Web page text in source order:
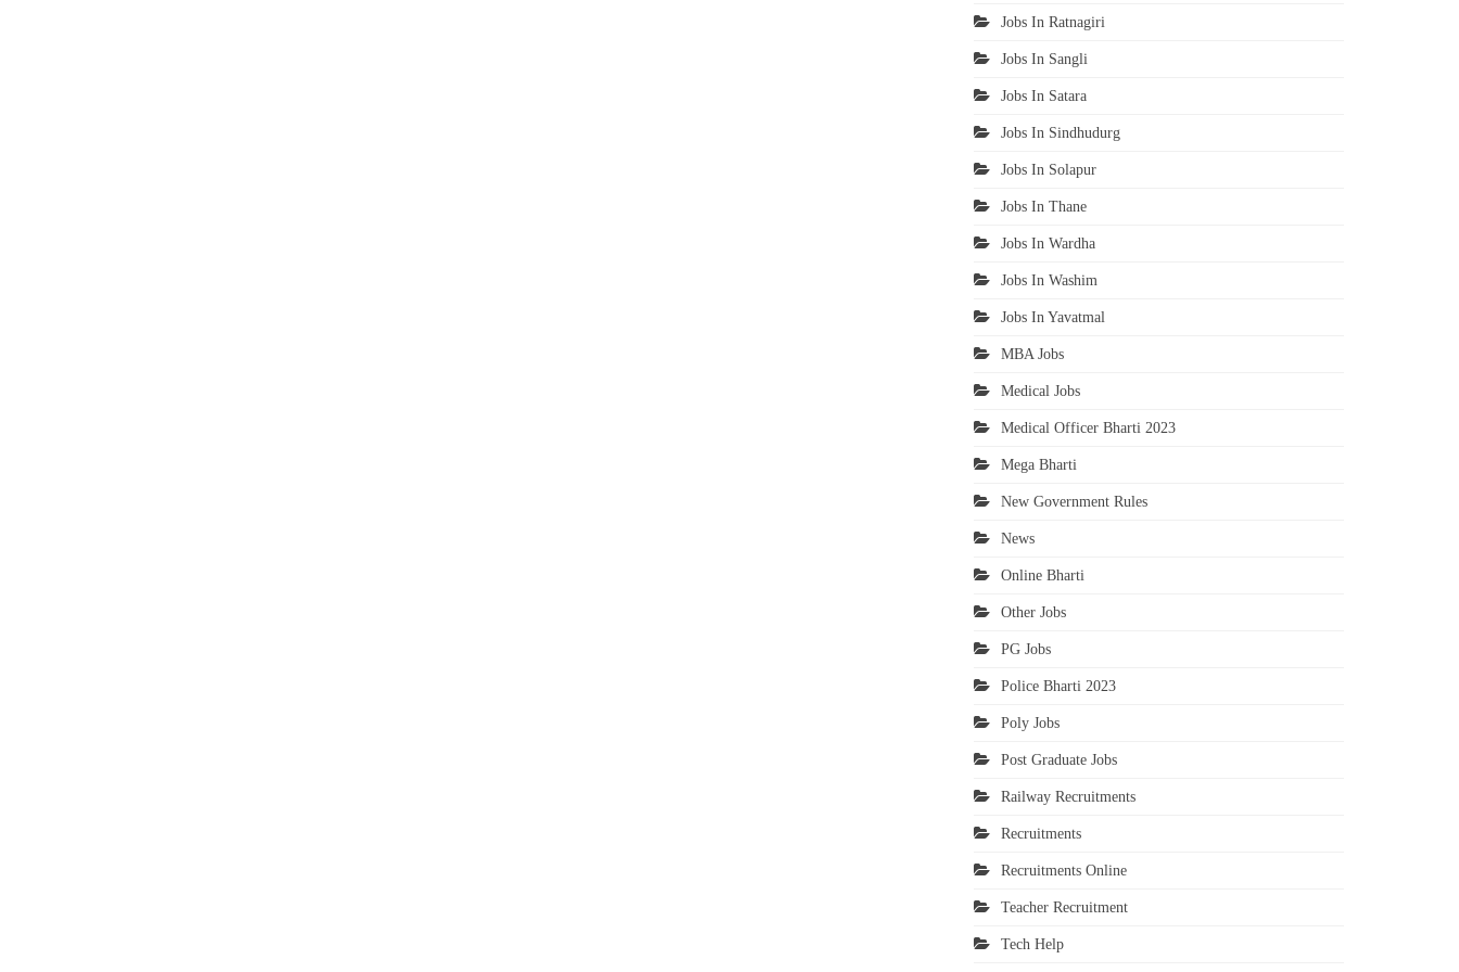
Jobs In Ratnagiri
Jobs In Sangli
Jobs In Satara
Jobs In Sindhudurg
Jobs In Solapur
Jobs In Thane
Jobs In Wardha
Jobs In Washim
Jobs In Yavatmal
MBA Jobs
Medical Jobs
Medical Officer Bharti 2023
Mega Bharti
New Government Rules
News
Online Bharti
Other Jobs
PG Jobs
Police Bharti 2023
Poly Jobs
Post Graduate Jobs
Railway Recruitments
Recruitments
Recruitments Online
Teacher Recruitment
Tech Help